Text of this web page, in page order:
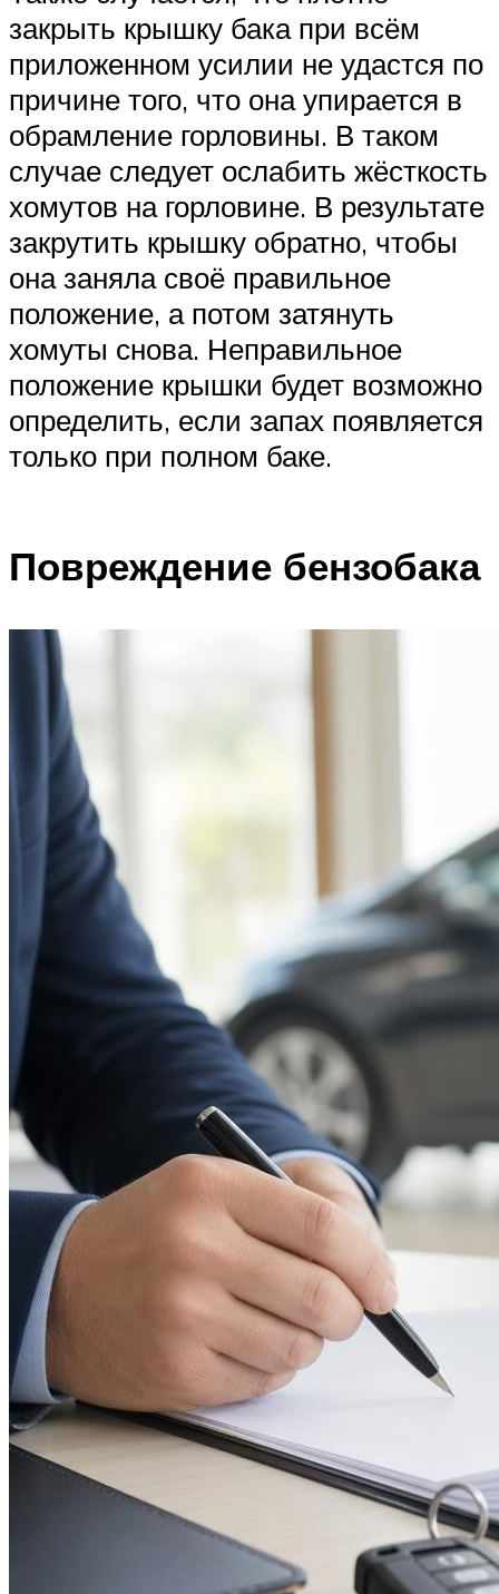
закрыть крышку бака при всём
приложенном усилии не удастся по
причине того, что она упирается в
обрамление горловины. В таком
случае следует ослабить жёсткость
хомутов на горловине. В результате
закрутить крышку обратно, чтобы
она заняла своё правильное
положение, а потом затянуть
хомуты снова. Неправильное
положение крышки будет возможно
определить, если запах появляется
только при полном баке.
Повреждение бензобака